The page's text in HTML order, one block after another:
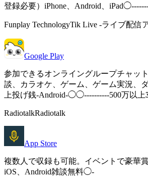
登録必要）iPhone、Android、
Funplay TechnologyTik Live -ライブ配信
Google Play
参加できるオンライングループチャッ
談、カラオケ、ゲーム、ゲーム実況、
上投げ銭-Android-◯◯----------500万以上
RadiotalkRadiotalk
App Store
複数人で収録も可能。イベントで豪華
iOS、Android雑談無料◯-